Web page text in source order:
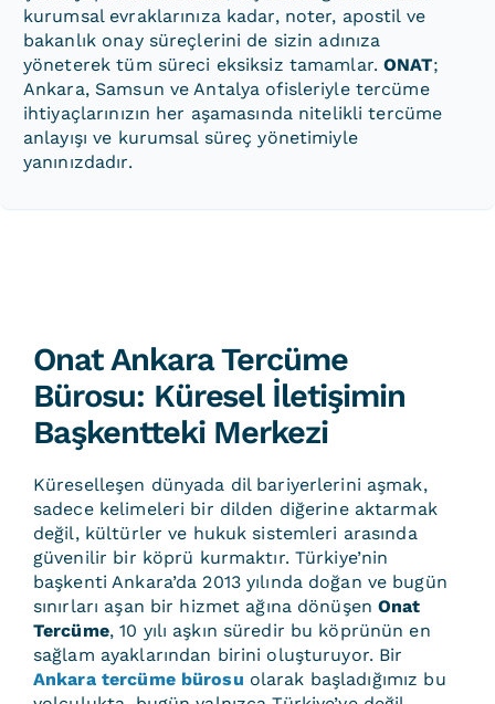
kurumsal evraklarınıza kadar, noter, apostil ve
bakanlık onay süreçlerini de sizin adınıza
yöneterek tüm süreci eksiksiz tamamlar.ONAT;
Ankara, Samsun ve Antalya ofisleriyle tercüme
ihtiyaçlarınızın her aşamasında nitelikli tercüme
anlayışı ve kurumsal süreç yönetimiyle
yanınızdadır.
Onat Ankara Tercüme
Bürosu: Küresel İletişimin
Başkentteki Merkezi
Küreselleşen dünyada dil bariyerlerini aşmak,
sadece kelimeleri bir dilden diğerine aktarmak
değil, kültürler ve hukuk sistemleri arasında
güvenilir bir köprü kurmaktır. Türkiye’nin
başkenti Ankara’da 2013 yılında doğan ve bugün
sınırları aşan bir hizmet ağına dönüşenOnat
Tercüme, 10 yılı aşkın süredir bu köprünün en
sağlam ayaklarından birini oluşturuyor. Bir
Ankara tercüme bürosu olarak başladığımız bu